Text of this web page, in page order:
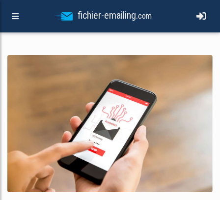
fichier-emailing.com